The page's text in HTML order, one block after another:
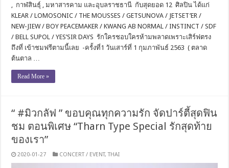
, กาฬสินธุ์ , มหาสารคาม และอุบลราชธานี กับสุดยอด 12 ศิลปิน ได้แก่
KLEAR / LOMOSONIC / THE MOUSSES / GETSUNOVA / JETSET’ER /
NEW-JIEW / BOY PEACEMAKER / KWANG AB NORMAL / INSTINCT / SDF
/ BELL SUPOL / YES’SIR DAYS รักใครชอบใครห้ามพลาดเพราะเสิร์ฟตรง
ถึงที่ เข้าชมฟรีตามนี้เลย -ครั้งที่1 วันเสาร์ที่ 1 กุมภาพันธ์ 2563 ( ตลาด
ต้นตาล …
Read More »
“ #มิวกลัฟ ” ขอบคุณทุกความรัก จัดปาร์ตี้สุดฟิน
ชม ตอนพิเศษ “Tharn Type Special รักสุดท้าย
ของเรา”
2020-01-27 CONCERT / EVENT,THAI